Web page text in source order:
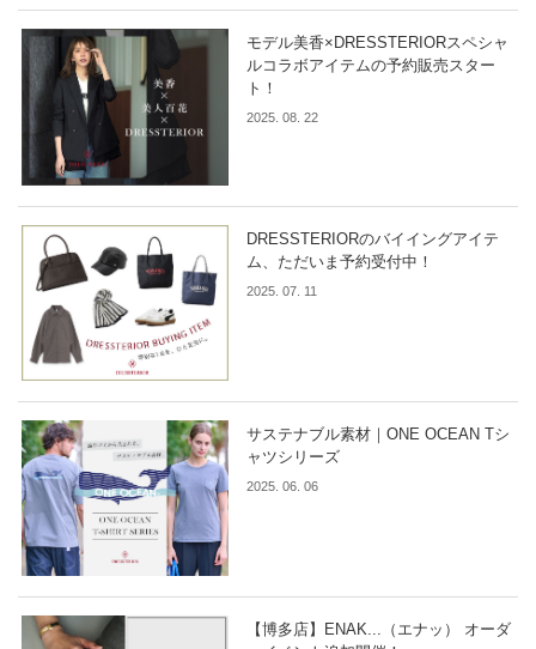
モデル美香×DRESSTERIORスペシャ
ルコラボアイテムの予約販売スター
ト！
2025. 08. 22
DRESSTERIORのバイイングアイテ
ム、ただいま予約受付中！
2025. 07. 11
サステナブル素材｜ONE OCEAN Tシ
ャツシリーズ
2025. 06. 06
【博多店】ENAK...（エナッ） オーダ